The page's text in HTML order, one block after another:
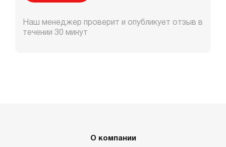
Наш менеджер проверит и опубликует отзыв в
течении 30 минут
О компании